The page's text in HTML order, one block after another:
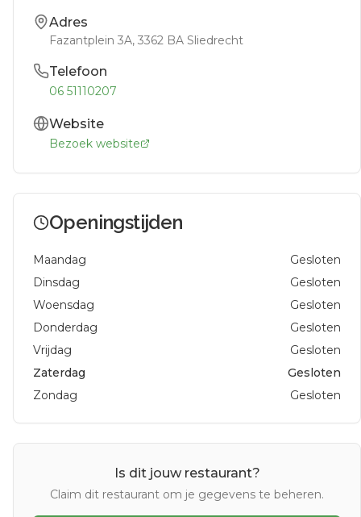
Adres
Fazantplein 3A, 3362 BA Sliedrecht
Telefoon
06 51110207
Website
Bezoek website
Openingstijden
Maandag
Gesloten
Dinsdag
Gesloten
Woensdag
Gesloten
Donderdag
Gesloten
Vrijdag
Gesloten
Zaterdag
Gesloten
Zondag
Gesloten
Is dit jouw restaurant?
Claim dit restaurant om je gegevens te beheren.